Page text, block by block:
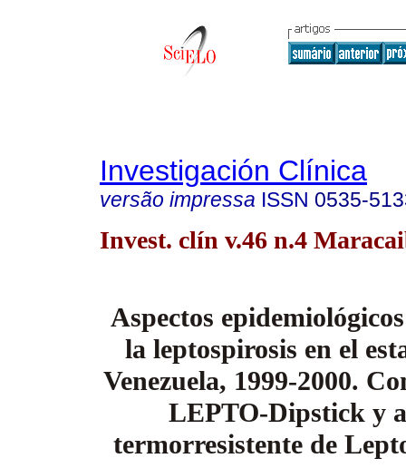
Investigación Clínica
versão impressa ISSN 0535-
Invest. clín v.46 n.4
Aspectos
la leptospirosis en el
Venezuela, 1999-2000.
LEPTO-Dipstick y
termorresistente de